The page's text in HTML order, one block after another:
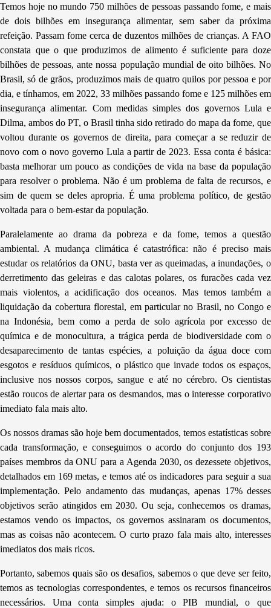
Temos hoje no mundo 750 milhões de pessoas passando fome, e mais
de dois bilhões em insegurança alimentar, sem saber da próxima
refeição. Passam fome cerca de duzentos milhões de crianças. A FAO
constata que o que produzimos de alimento é suficiente para doze
bilhões de pessoas, ante nossa população mundial de oito bilhões. No
Brasil, só de grãos, produzimos mais de quatro quilos por pessoa e por
dia, e tínhamos, em 2022, 33 milhões passando fome e 125 milhões em
insegurança alimentar. Com medidas simples dos governos Lula e
Dilma, ambos do PT, o Brasil tinha sido retirado do mapa da fome, que
voltou durante os governos de direita, para começar a se reduzir de
novo com o novo governo Lula a partir de 2023. Essa conta é básica:
basta melhorar um pouco as condições de vida na base da população
para resolver o problema. Não é um problema de falta de recursos, e
sim de quem se deles apropria. É uma problema político, de gestão
voltada para o bem-estar da população.
Paralelamente ao drama da pobreza e da fome, temos a questão
ambiental. A mudança climática é catastrófica: não é preciso mais
estudar os relatórios da ONU, basta ver as queimadas, a inundações, o
derretimento das geleiras e das calotas polares, os furacões cada vez
mais violentos, a acidificação dos oceanos. Mas temos também a
liquidação da cobertura florestal, em particular no Brasil, no Congo e
na Indonésia, bem como a perda de solo agrícola por excesso de
química e de monocultura, a trágica perda de biodiversidade com o
desaparecimento de tantas espécies, a poluição da água doce com
esgotos e resíduos químicos, o plástico que invade todos os espaços,
inclusive nos nossos corpos, sangue e até no cérebro. Os cientistas
estão roucos de alertar para os desmandos, mas o interesse corporativo
imediato fala mais alto.
Os nossos dramas são hoje bem documentados, temos estatísticas sobre
cada transformação, e conseguimos o acordo do conjunto dos 193
países membros da ONU para a Agenda 2030, os dezessete objetivos,
detalhados em 169 metas, e temos até os indicadores para seguir a sua
implementação. Pelo andamento das mudanças, apenas 17% desses
objetivos serão atingidos em 2030. Ou seja, conhecemos os dramas,
estamos vendo os impactos, os governos assinaram os documentos,
mas as coisas não acontecem. O curto prazo fala mais alto, interesses
imediatos dos mais ricos.
Portanto, sabemos quais são os desafios, sabemos o que deve ser feito,
temos as tecnologias correspondentes, e temos os recursos financeiros
necessários. Uma conta simples ajuda: o PIB mundial, o que